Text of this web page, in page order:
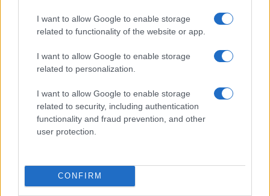
I want to allow Google to enable storage
related to functionality of the website or app.
I want to allow Google to enable storage
related to personalization.
I want to allow Google to enable storage
related to security, including authentication
functionality and fraud prevention, and other
user protection.
CONFIRM
egy hangulatot, ami aztán szépen beszippant.
BORBÁS-TÓTH MARICA FESTÉSZET KORTÁRS KÉPZŐMŰVÉSZET
POSZTER HELYETT